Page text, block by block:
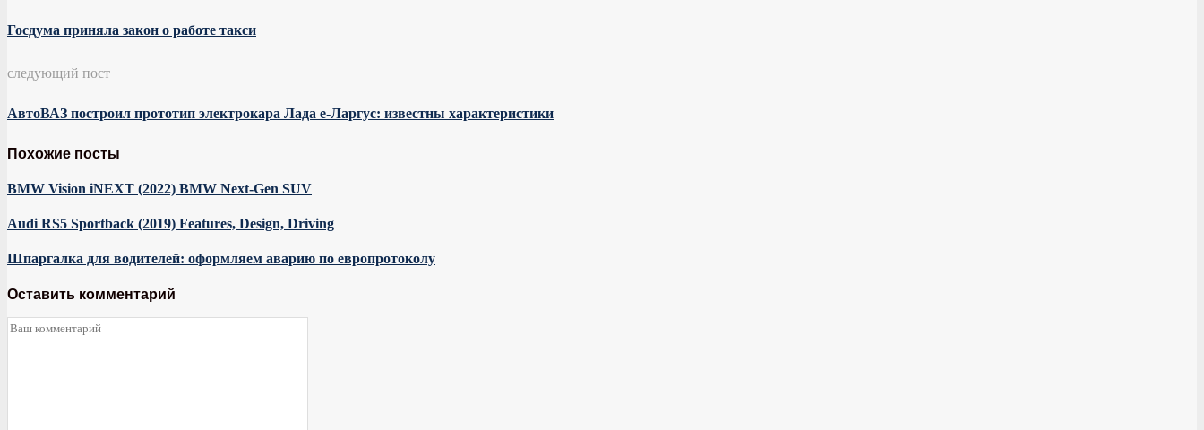
Госдума приняла закон о работе такси
следующий пост
АвтоВАЗ построил прототип электрокара Лада е-Ларгус: известны характеристики
Похожие посты
BMW Vision iNEXT (2022) BMW Next-Gen SUV
Audi RS5 Sportback (2019) Features, Design, Driving
Шпаргалка для водителей: оформляем аварию по европротоколу
Оставить комментарий